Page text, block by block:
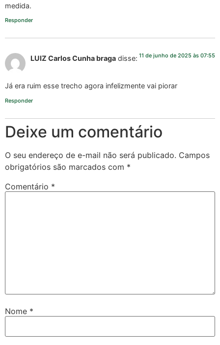
medida.
Responder
LUIZ Carlos Cunha braga disse: 11 de junho de 2025 às 07:55
Já era ruim esse trecho agora infelizmente vai piorar
Responder
Deixe um comentário
O seu endereço de e-mail não será publicado. Campos
obrigatórios são marcados com *
Comentário *
Nome *